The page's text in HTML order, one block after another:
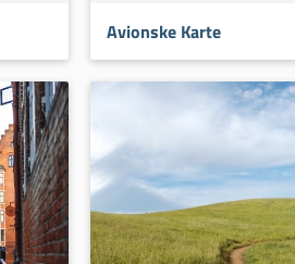
Avionske Karte